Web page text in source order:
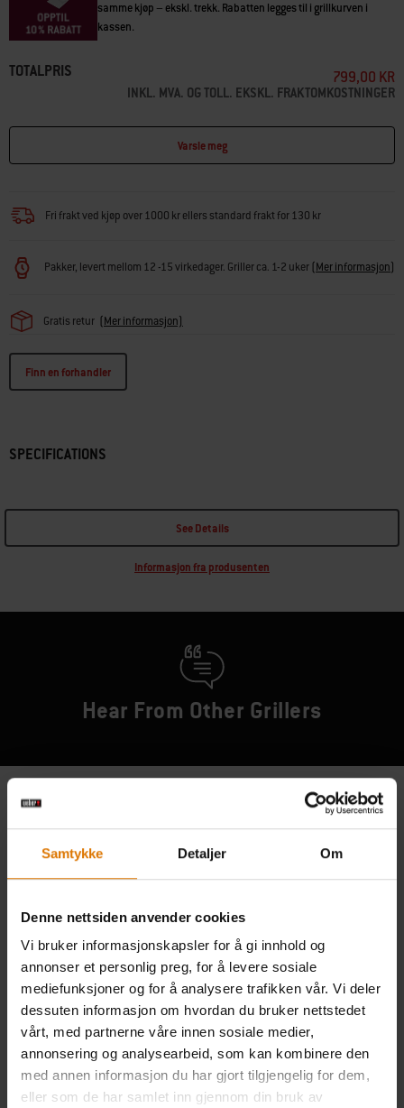
Samtykke Detaljer Om
Denne nettsiden anvender cookies
Vi bruker informasjonskapsler for å gi innhold og
annonser et personlig preg, for å levere sosiale
mediefunksjoner og for å analysere trafikken vår. Vi deler
dessuten informasjon om hvordan du bruker nettstedet
vårt, med partnerne våre innen sosiale medier,
annonsering og analysearbeid, som kan kombinere den
med annen informasjon du har gjort tilgjengelig for dem,
eller som de har samlet inn gjennom din bruk av
samme kjøp – ekskl. trekk. Rabatten legges til i grillkurven i
kassen.
TOTALPRIS 799,00 KR
INKL. MVA. OG TOLL. EKSKL. FRAKTOMKOSTNINGER
Varsle meg
Fri frakt ved kjøp over 1000 kr ellers standard frakt for 130 kr
Pakker, levert mellom 12 -15 virkedager. Griller ca. 1-2 uker(Mer informasjon)
Gratis retur (Mer informasjon)
Finn en forhandler
SPECIFICATIONS
See Details
Informasjon fra produsenten
Hear From Other Grillers